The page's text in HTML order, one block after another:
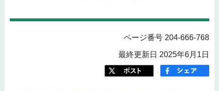
ページ番号 204-666-768
最終更新日 2025年6月1日